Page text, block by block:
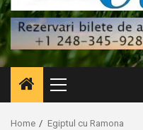
Primary
Menu
Home Egiptul cu Ramona